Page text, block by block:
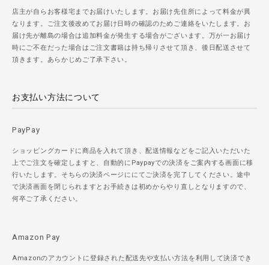
店主が自らお客様宅までお届けいたします。お届け先住所によって料金が異
なります。ご注文後改めてお届け日時の確認のためご連絡をいたします。お
届け先が離島の場合は追加料金が発生する場合がございます。万が一お届け
時にご不在だった場合はご注文書籍は持ち帰りさせて頂き、後日配送させて
頂きます。あらかじめご了承下さい。
お支払い方法について
PayPay
ショッピングカードに商品を入れて頂き、配送情報などをご記入いただいた
上でご注文を確定しますと、自動的にPaypayでの決済をご案内する画面に移
行いたします。そちらの決済ページににてご決済を完了してください。途中
で決済画面を閉じられますとお手続きは初めからやり直しとなりますので、
何卒ご了承ください。
Amazon Pay
Amazonのアカウントに登録された配送先や支払い方法を利用して決済でき